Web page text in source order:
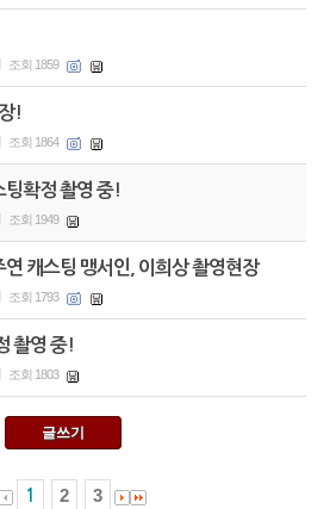
조회 1859
!
조회 1864
확정 촬영 중!
조회 1949
캐스팅 맹서인, 이희상 촬영현장
조회 1793
촬영 중!
조회 1803
글쓰기
1 2 3